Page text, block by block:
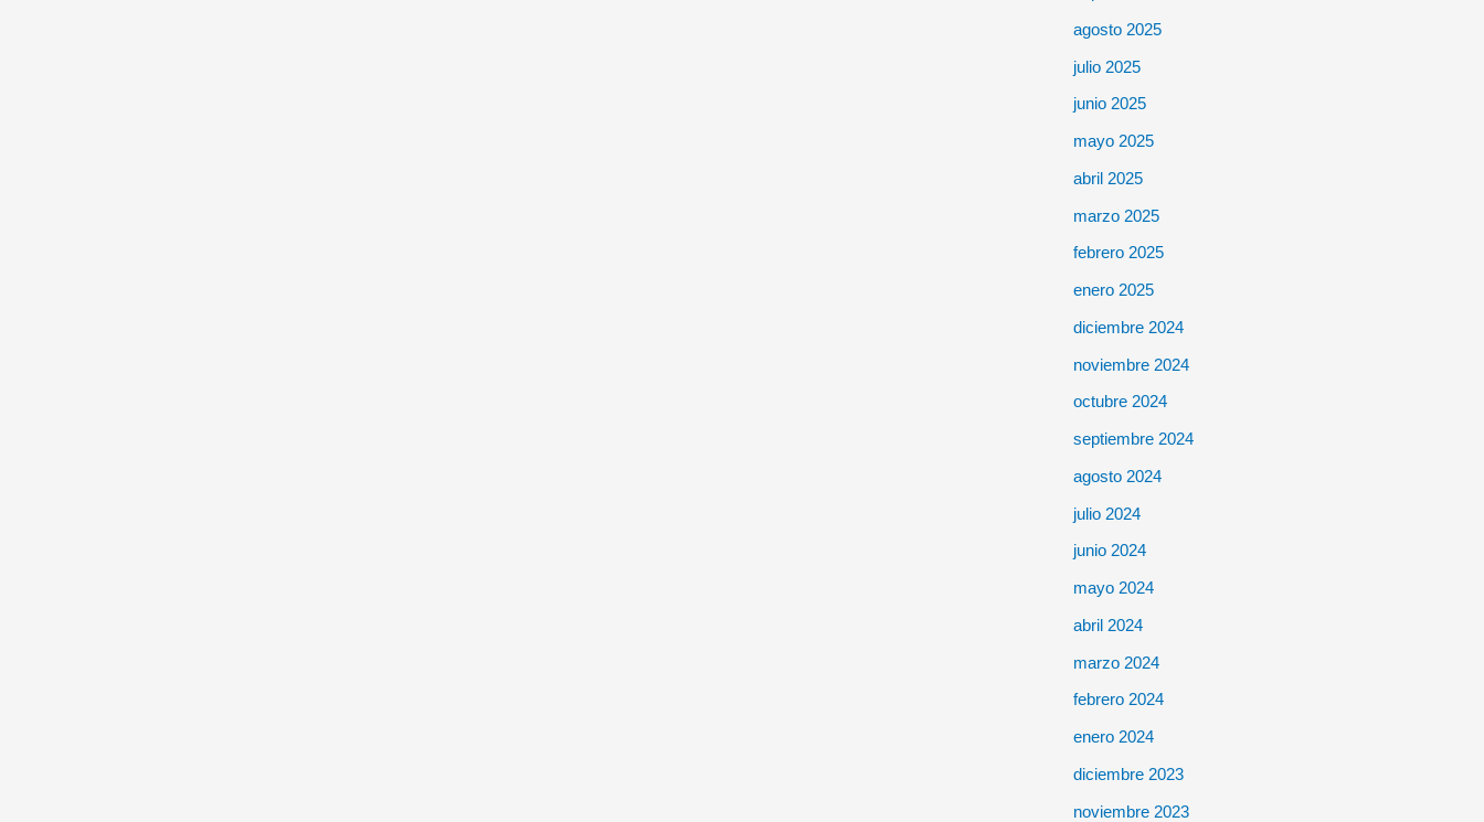
agosto 2025
julio 2025
junio 2025
mayo 2025
abril 2025
marzo 2025
febrero 2025
enero 2025
diciembre 2024
noviembre 2024
octubre 2024
septiembre 2024
agosto 2024
julio 2024
junio 2024
mayo 2024
abril 2024
marzo 2024
febrero 2024
enero 2024
diciembre 2023
noviembre 2023